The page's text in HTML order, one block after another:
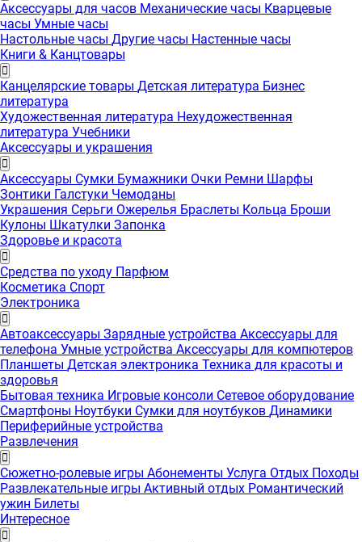
Аксессуары для часов Механические часы Кварцевые
часы Умные часы
Настольные часы Другие часы Настенные часы
Книги & Канцтовары
Канцелярские товары Детская литература Бизнес
литература
Художественная литература Нехудожественная
литература Учебники
Аксессуары и украшения
Аксессуары Сумки Бумажники Очки Ремни Шарфы
Зонтики Галстуки Чемоданы
Украшения Серьги Ожерелья Браслеты Кольца Броши
Кулоны Шкатулки Запонка
Здоровье и красота
Средства по уходу Парфюм
Косметика Спорт
Электроника
Автоаксессуары Зарядные устройства Аксессуары для
телефона Умные устройства Аксессуары для компютеров
Планшеты Детская электроника Техника для красоты и
здоровья
Бытовая техника Игровые консоли Сетевое оборудование
Смартфоны Ноутбуки Сумки для ноутбуков Динамики
Периферийные устройства
Развлечения
Сюжетно-ролевые игры Абонементы Услуга Отдых Походы
Развлекательные игры Активный отдых Романтический
ужин Билеты
Интересноe